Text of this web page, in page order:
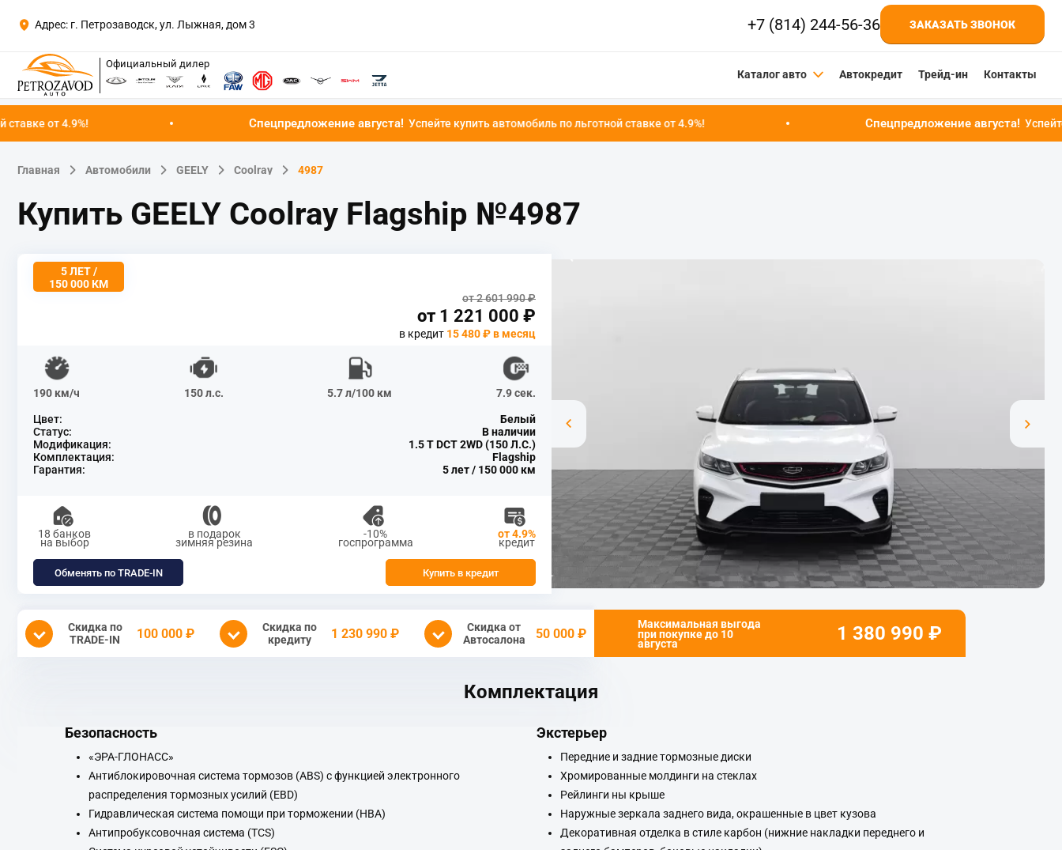
Адрес: г. Петрозаводск, ул. Лыжная, дом 3 +7 (814) 244-56-36 ЗАКАЗАТЬ ЗВОНОК
Официальный дилер
Каталог авто Автокредит Трейд-ин Контакты
Спецпредложение августа!Успейте купить автомобиль по льготной ставке от 4.9%! Спецпредложение августа!Успейте купить
Главная Автомобили GEELY Coolray 4987
Купить GEELY Coolray Flagship №4987
5 ЛЕТ /
150 000 КМ
от 2 601 990 ₽
от 1 221 000 ₽
в кредит 15 480 ₽ в месяц
190 км/ч 150 л.с. 5.7 л/100 км 7.9 сек.
Цвет:
Белый
Статус:
В наличии
Модификация:
1.5 T DCT 2WD (150 Л.С.)
Комплектация:
Flagship
Гарантия:
5 лет / 150 000 км
18 банков
на выбор
в подарок
зимняя резина
-10%
госпрограмма
от 4.9%
кредит
Обменять по TRADE-IN Купить в кредит
Скидка по
TRADE-IN
100 000 ₽
Скидка по
кредиту
1 230 990 ₽
Скидка от
Автосалона
50 000 ₽
Максимальная выгода
при покупке до 10
августа 1 380 990 ₽
Комплектация
Безопасность
«ЭРА-ГЛОНАСС»
Антиблокировочная система тормозов (ABS) с функцией электронного
распределения тормозных усилий (EBD)
Гидравлическая система помощи при торможении (HBA)
Антипробуксовочная система (TCS)
Экстерьер
Передние и задние тормозные диски
Хромированные молдинги на стеклах
Рейлинги ны крыше
Наружные зеркала заднего вида, окрашенные в цвет кузова
Декоративная отделка в стиле карбон (нижние накладки переднего и